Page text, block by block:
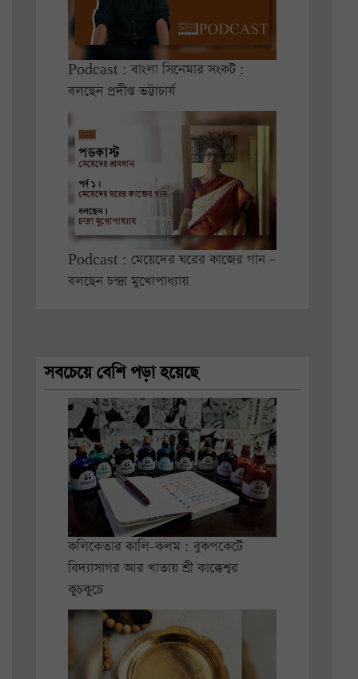
Podcast : বাংলা সিনেমার সংকট :
বলছেন প্রদীপ্ত ভট্টাচার্য
Podcast : মেয়েদের ঘরের কাজের গান –
বলছেন চন্দ্রা মুখোপাধ্যায়
সবচেয়ে বেশি পড়া হয়েছে
কলিকেতার কালি-কলম : বুকপকেটে
বিদ্যাসাগর আর খাতায় শ্রী কাক্কেশ্বর
কুচকুচে